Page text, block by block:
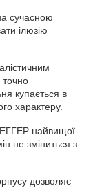
дозволяє
ЕГГЕР найвищої
не зміниться з
купається в
характеру.
сучасною
ілюзію